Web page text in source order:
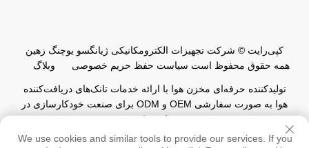
کپی‌رایت © شرکت تجهیزات الکترومکانیکی ژیانگسو یوچنگ زهین
همه حقوق محفوظ است سیاست حفظ حریم خصوصی وبلاگ
تولیدکننده حرفه‌ای مخزن هوا با ارائه خدمات تانک‌های دریافت‌کننده
هوا به صورت سفارشی OEM و ODM برای صنعت خودکارسازی در
سطح جهانی.
We use cookies and similar tools to provide our services. If you